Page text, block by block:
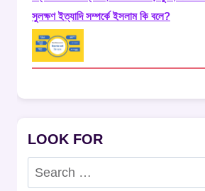
সুলক্ষণ ইত্যাদি সম্পর্কে ইসলাম কি বলে?
LOOK FOR
Search
for: